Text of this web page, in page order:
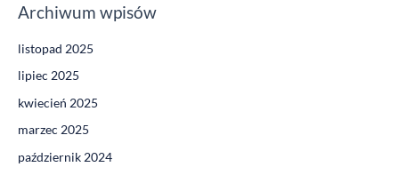
Archiwum wpisów
listopad 2025
lipiec 2025
kwiecień 2025
marzec 2025
październik 2024